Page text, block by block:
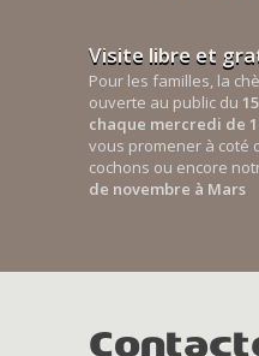
Visite libre et
Pour les familles, la
ouverte au public du
chaque mercredi de
vous promener à coté
cochons ou encore
de novembre à Mars